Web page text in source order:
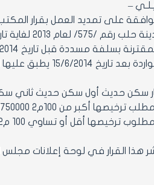
–
2013 لغاية تاريخ 16/10/2014 وفق ما يلي:
قبل تاريخ 15/6/2014 تستكمل اجراءات الترخيص وفق القرارين /184/ لعام 2012 و /575/ لعام 2013.
سكن حديث أول سكن حديث ثاني
أكبر من 100م2 750000ل.س 450000ل.س 375000ل.س
أقل أو تساوي 100 م2 375000ل.س 300000ل.س 300000ل.س